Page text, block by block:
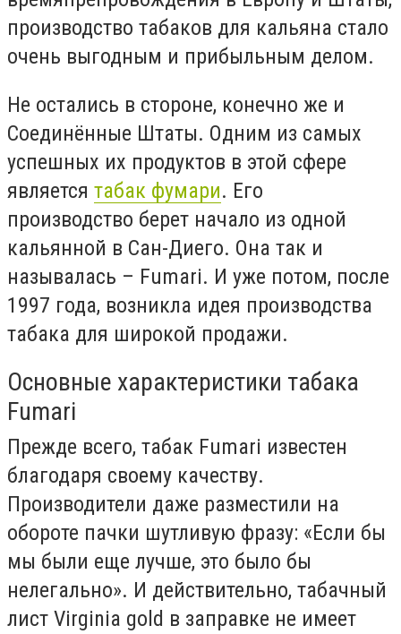
производство табаков для кальяна стало
очень выгодным и прибыльным делом.
Не остались в стороне, конечно же и
Соединённые Штаты. Одним из самых
успешных их продуктов в этой сфере
является табак фумари. Его
производство берет начало из одной
кальянной в Сан-Диего. Она так и
называлась – Fumari. И уже потом, после
1997 года, возникла идея производства
табака для широкой продажи.
Основные характеристики табака
Fumari
Прежде всего, табак Fumari известен
благодаря своему качеству.
Производители даже разместили на
обороте пачки шутливую фразу: «Если бы
мы были еще лучше, это было бы
нелегально». И действительно, табачный
лист Virginia gold в заправке не имеет